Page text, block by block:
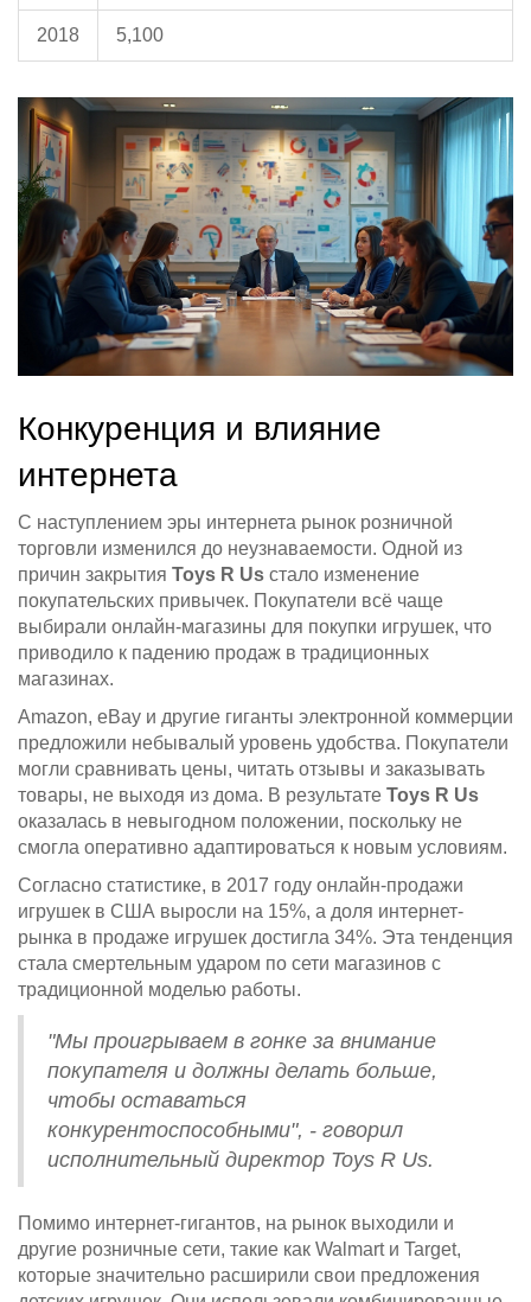
2018 5,100
Конкуренция и влияние
интернета
С наступлением эры интернета рынок розничной
торговли изменился до неузнаваемости. Одной из
причин закрытия Toys R Us стало изменение
покупательских привычек. Покупатели всё чаще
выбирали онлайн-магазины для покупки игрушек, что
приводило к падению продаж в традиционных
магазинах.
Amazon, eBay и другие гиганты электронной коммерции
предложили небывалый уровень удобства. Покупатели
могли сравнивать цены, читать отзывы и заказывать
товары, не выходя из дома. В результате Toys R Us
оказалась в невыгодном положении, поскольку не
смогла оперативно адаптироваться к новым условиям.
Согласно статистике, в 2017 году онлайн-продажи
игрушек в США выросли на 15%, а доля интернет-
рынка в продаже игрушек достигла 34%. Эта тенденция
стала смертельным ударом по сети магазинов с
традиционной моделью работы.
"Мы проигрываем в гонке за внимание
покупателя и должны делать больше,
чтобы оставаться
конкурентоспособными", - говорил
исполнительный директор Toys R Us.
Помимо интернет-гигантов, на рынок выходили и
другие розничные сети, такие как Walmart и Target,
которые значительно расширили свои предложения